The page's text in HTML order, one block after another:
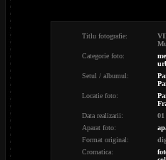
Titlu fotografie:
Categorie foto:
Setul / albumul:
Locatie foto:
Data realizarii:
Aparat foto:
Format original:
Cromatica: